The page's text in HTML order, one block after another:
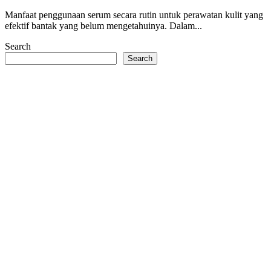
Manfaat penggunaan serum secara rutin untuk perawatan kulit yang
efektif bantak yang belum mengetahuinya. Dalam...
Search
Search